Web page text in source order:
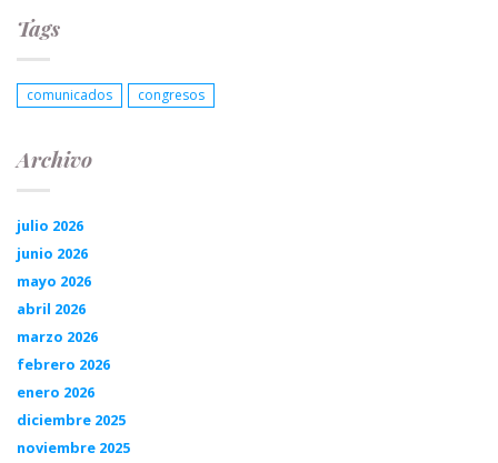
Tags
comunicados congresos
Archivo
julio 2026
junio 2026
mayo 2026
abril 2026
marzo 2026
febrero 2026
enero 2026
diciembre 2025
noviembre 2025